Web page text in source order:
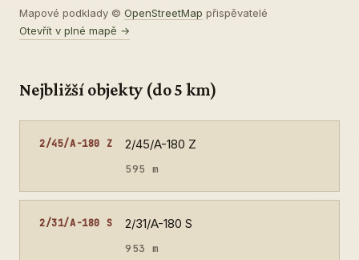
Mapové podklady © OpenStreetMap přispěvatelé
Otevřít v plné mapě →
Nejbližší objekty (do 5 km)
2/45/A-180 Z 2/45/A-180 Z
595 m
2/31/A-180 S 2/31/A-180 S
953 m